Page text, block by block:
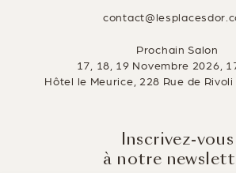
Prochain Salon
17, 18, 19 Novembre 2026,
Hôtel le Meurice, 228 Rue de
Inscrivez-vous
à notre